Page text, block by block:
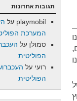
תגובות אחרונות
playmobil על
המערכת
סמולן על
הפוליטית
רועי על
הפוליטית